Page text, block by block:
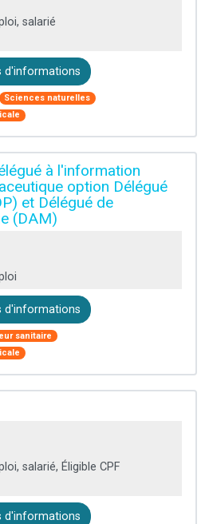
salarié
d'informations
Sciences naturelles
à l'information
option Délégué
et Délégué de
(DAM)
d'informations
sanitaire
salarié, Éligible CPF
d'informations